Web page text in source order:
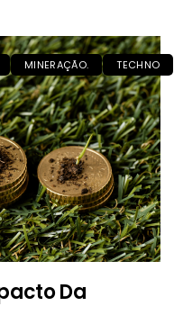
MINERAÇÃO. TECHNO
Da